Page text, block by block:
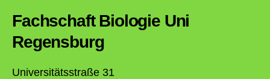
Fachschaft Biologie Uni
Regensburg
Universitätsstraße 31